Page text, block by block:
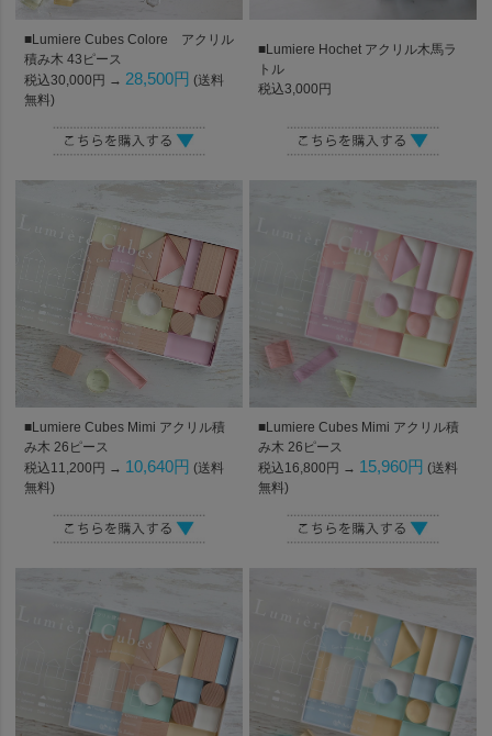
■Lumiere Cubes Colore アクリル
積み木 43ピース
税込30,000円 → 28,500円 (送料
無料)
■Lumiere Hochet アクリル木馬ラ
トル
税込3,000円
■Lumiere Cubes Mimi アクリル積
み木 26ピース
税込11,200円 → 10,640円 (送料
無料)
■Lumiere Cubes Mimi アクリル積
み木 26ピース
税込16,800円 → 15,960円 (送料
無料)